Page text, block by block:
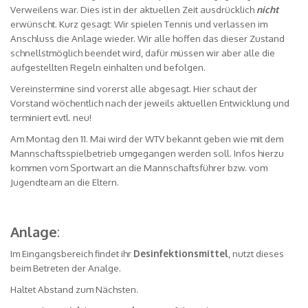
Verweilens war. Dies ist in der aktuellen Zeit ausdrücklich nicht
erwünscht. Kurz gesagt: Wir spielen Tennis und verlassen im
Anschluss die Anlage wieder. Wir alle hoffen das dieser Zustand
schnellstmöglich beendet wird, dafür müssen wir aber alle die
aufgestellten Regeln einhalten und befolgen.
Vereinstermine sind vorerst alle abgesagt. Hier schaut der
Vorstand wöchentlich nach der jeweils aktuellen Entwicklung und
terminiert evtl. neu!
Am Montag den 11. Mai wird der WTV bekannt geben wie mit dem
Mannschaftsspielbetrieb umgegangen werden soll. Infos hierzu
kommen vom Sportwart an die Mannschaftsführer bzw. vom
Jugendteam an die Eltern.
Anlage:
Im Eingangsbereich findet ihr Desinfektionsmittel , nutzt dieses
beim Betreten der Analge.
Haltet Abstand zum Nächsten.